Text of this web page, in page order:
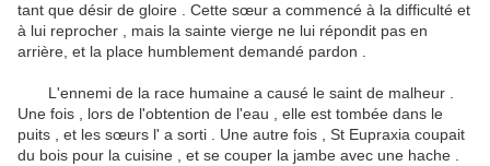
tant que désir de gloire .
Cette sœur a commencé à la difficulté et
à lui reprocher , mais la sainte vierge ne ​​lui répondit pas en
arrière, et la place humblement demandé pardon .
L'ennemi de la race humaine a causé le saint de malheur .
Une fois , lors de l'obtention de l'eau , elle est tombée dans le
puits , et les sœurs l' a sorti .
Une autre fois , St Eupraxia coupait
du bois pour la cuisine , et se couper la jambe avec une hache .